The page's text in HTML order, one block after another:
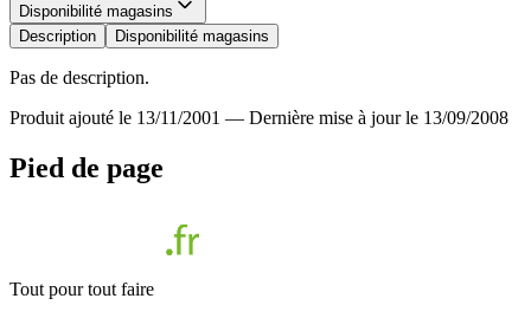
Disponibilité magasins
Description
Disponibilité magasins
Pas de description.
Produit ajouté le 13/11/2001 — Dernière mise à jour le 13/09/2008
Pied de page
Tout pour tout faire